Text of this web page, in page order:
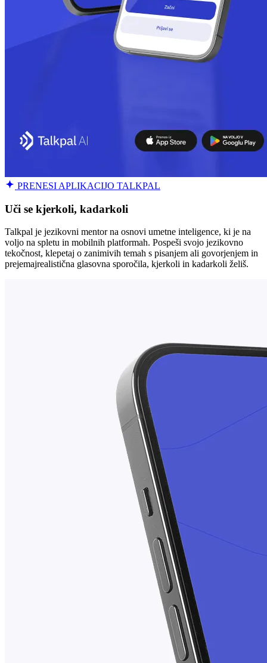
PRENESI APLIKACIJO TALKPAL
Uči se kjerkoli, kadarkoli
Talkpal je jezikovni mentor na osnovi umetne inteligence, ki je na
voljo na spletu in mobilnih platformah. Pospeši svojo jezikovno
tekočnost, klepetaj o zanimivih temah s pisanjem ali govorjenjem in
prejemajrealistična glasovna sporočila, kjerkoli in kadarkoli želiš.